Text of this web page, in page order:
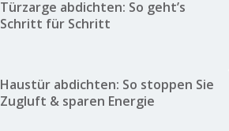
Türzarge abdichten: So geht’s
Schritt für Schritt
Haustür abdichten: So stoppen Sie
Zugluft & sparen Energie